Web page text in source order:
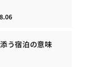
う宿泊の意味